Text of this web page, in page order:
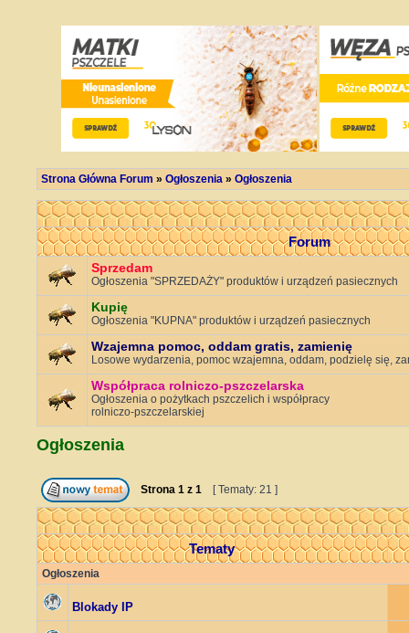
Strona Główna Forum » Ogłoszenia » Ogłoszenia
Forum
Sprzedam
Ogłoszenia "SPRZEDAŻY" produktów i urządzeń pasiecznych
Kupię
Ogłoszenia "KUPNA" produktów i urządzeń pasiecznych
Wzajemna pomoc, oddam gratis, zamienię
Losowe wydarzenia, pomoc wzajemna, oddam, podzielę się,
Współpraca rolniczo-pszczelarska
Ogłoszenia o pożytkach pszczelich i współpracy
rolniczo-pszczelarskiej
Ogłoszenia
Strona 1 z 1 [ Tematy: 21 ]
Tematy
Ogłoszenia
Blokady IP